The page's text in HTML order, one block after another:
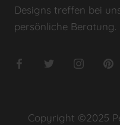
Designs treffen bei
persönliche Beratung.
Copyright ©2025